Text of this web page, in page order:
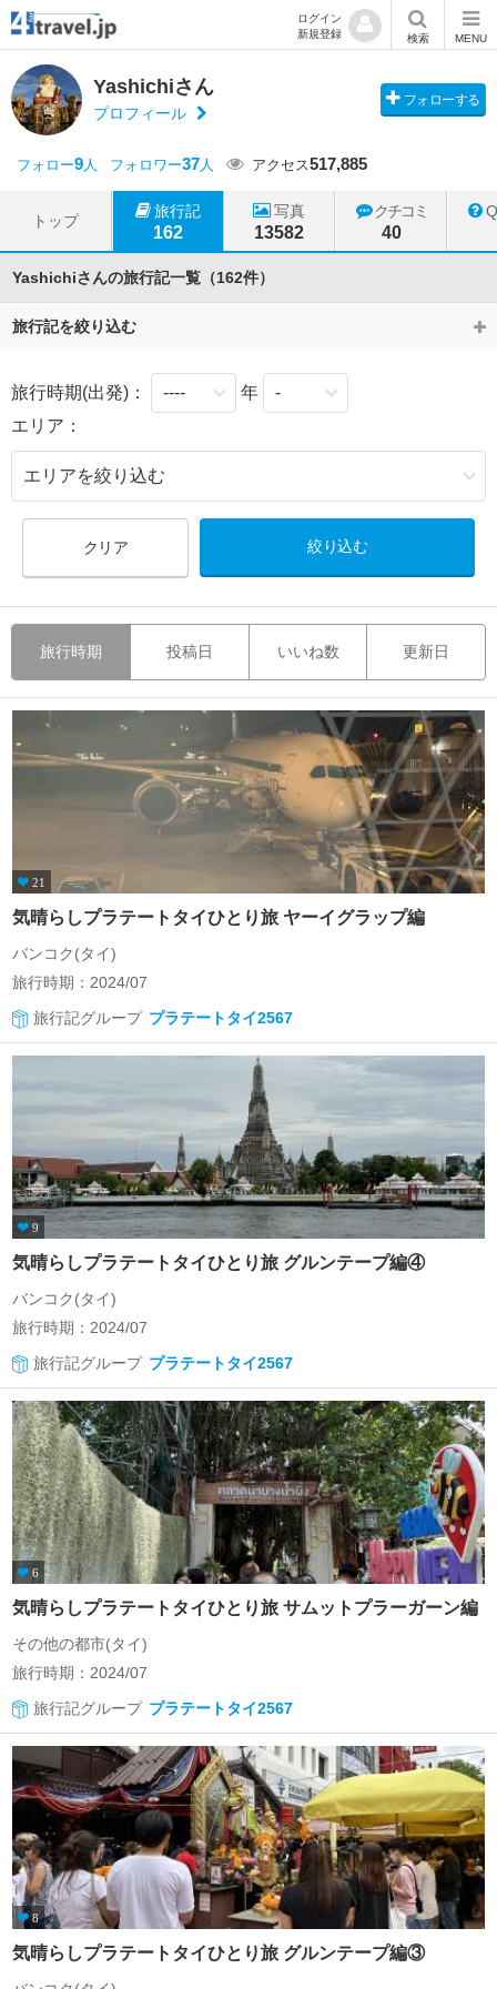
ログイン
新規登録
検索 MENU
Yashichiさん
プロフィール
フォローする
フォロー9人 フォロワー37人 アクセス517,885
トップ
旅行記
162
写真
13582
クチコミ
40
Yashichiさんの旅行記一覧（162件）
旅行記を絞り込む
旅行時期(出発)：
年
エリア：
クリア
旅行時期 投稿日 いいね数 更新日
21
気晴らしプラテートタイひとり旅 ヤーイグラップ編
バンコク(タイ)
旅行時期：2024/07
旅行記グループ プラテートタイ2567
9
気晴らしプラテートタイひとり旅 グルンテープ編④
バンコク(タイ)
旅行時期：2024/07
旅行記グループ プラテートタイ2567
6
気晴らしプラテートタイひとり旅 サムットプラーガーン編
その他の都市(タイ)
旅行時期：2024/07
旅行記グループ プラテートタイ2567
8
気晴らしプラテートタイひとり旅 グルンテープ編③